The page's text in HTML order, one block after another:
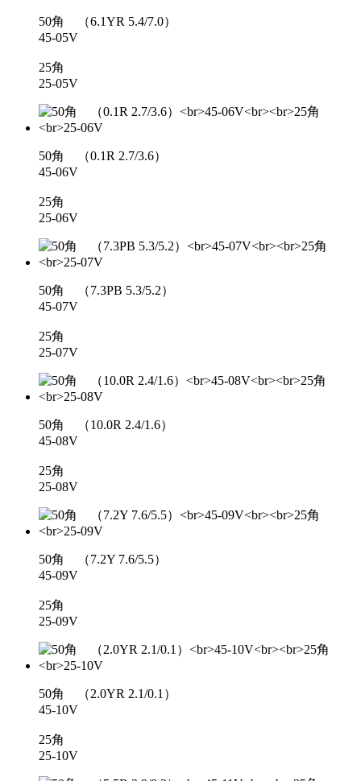
50角 （6.1YR 5.4/7.0）
45-05V
25角
25-05V
50角 （0.1R 2.7/3.6）
45-06V
25角
25-06V
50角 （7.3PB 5.3/5.2）
45-07V
25角
25-07V
50角 （10.0R 2.4/1.6）
45-08V
25角
25-08V
50角 （7.2Y 7.6/5.5）
45-09V
25角
25-09V
50角 （2.0YR 2.1/0.1）
45-10V
25角
25-10V